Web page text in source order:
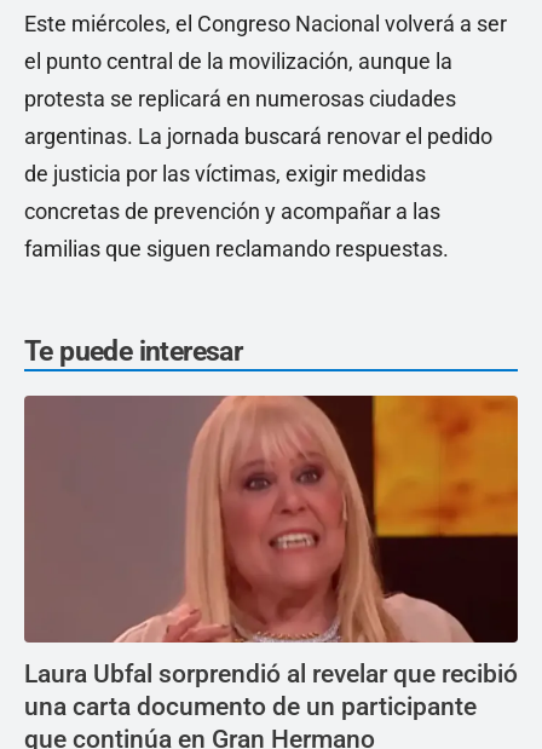
Este miércoles, el Congreso Nacional volverá a ser
el punto central de la movilización, aunque la
protesta se replicará en numerosas ciudades
argentinas. La jornada buscará renovar el pedido
de justicia por las víctimas, exigir medidas
concretas de prevención y acompañar a las
familias que siguen reclamando respuestas.
Te puede interesar
Laura Ubfal sorprendió al revelar que recibió
una carta documento de un participante
que continúa en Gran Hermano